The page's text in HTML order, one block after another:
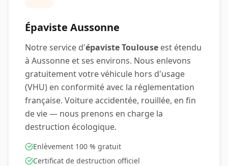
Épaviste Aussonne
Notre service d'épaviste Toulouse est étendu
à Aussonne et ses environs. Nous enlevons
gratuitement votre véhicule hors d'usage
(VHU) en conformité avec la réglementation
française. Voiture accidentée, rouillée, en fin
de vie — nous prenons en charge la
destruction écologique.
Enlèvement 100 % gratuit
Certificat de destruction officiel